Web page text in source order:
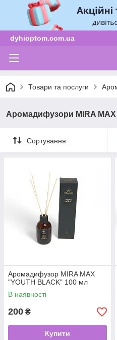
dyhioptom.com.ua
Товари та послуги
Аромадифузори MIRA
Сортування
Аромадифузор MIRA MAX
"YOUTH BLACK" 100 мл
В наявності
200 ₴
Купити